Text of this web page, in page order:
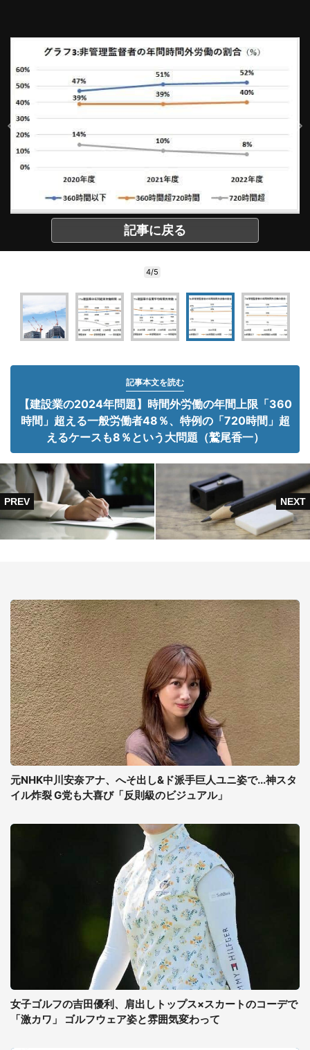
記事に戻る
4/5
記事本文を読む
【建設業の2024年問題】時間外労働の年間上限「360
時間」超える一般労働者48％、特例の「720時間」超
えるケースも8％という大問題（鷲尾香一）
元NHK中川安奈アナ、へそ出し&ド派手巨人ユニ姿で...神スタ
イル炸裂 G党も大喜び「反則級のビジュアル」
女子ゴルフの吉田優利、肩出しトップス×スカートのコーデで
「激カワ」 ゴルフウェア姿と雰囲気変わって